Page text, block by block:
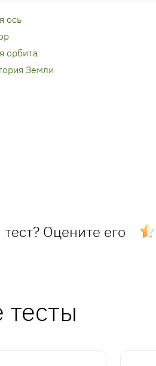
ось
орбита
Земли
Оцените его
тесты